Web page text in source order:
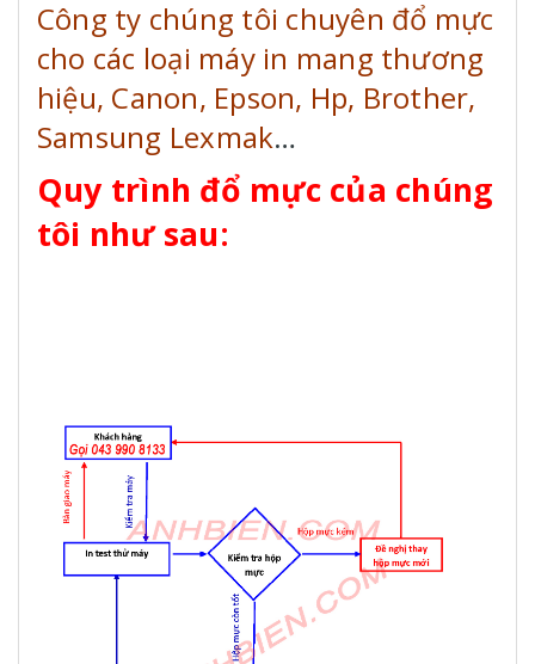
Công ty chúng tôi chuyên đổ mực
cho các loại máy in mang thương
hiệu, Canon, Epson, Hp, Brother,
Samsung Lexmak…
Quy trình đổ mực của chúng
tôi như sau: